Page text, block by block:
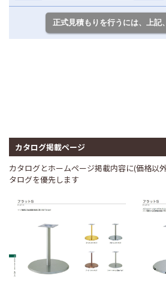
カタログ掲載ページ
カタログとホームページ掲載内容に(価格以
タログを優先します